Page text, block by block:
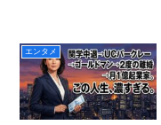
エンタメ